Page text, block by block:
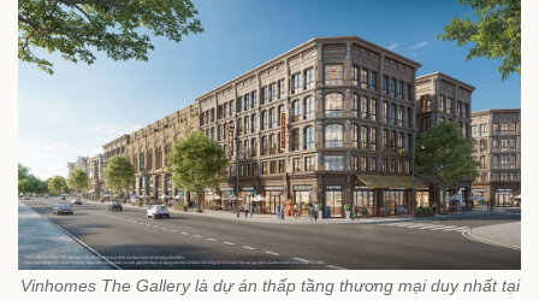
Vinhomes The Gallery là dự án thấp tầng thương mại duy nhất tại